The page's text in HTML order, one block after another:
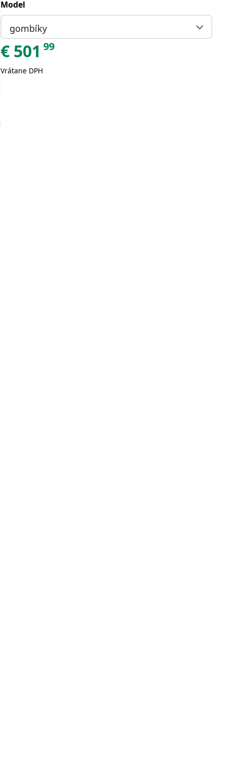
Model
gombíky
€ 501 99
Vrátane DPH